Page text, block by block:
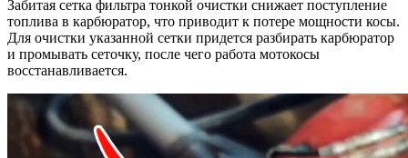
Забитая сетка фильтра тонкой очистки снижает поступление
топлива в карбюратор, что приводит к потере мощности косы.
Для очистки указанной сетки придется разбирать карбюратор
и промывать сеточку, после чего работа мотокосы
восстанавливается.